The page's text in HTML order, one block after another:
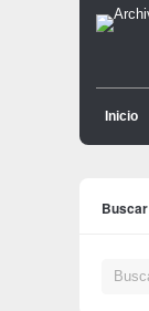
Inicio
Buscar